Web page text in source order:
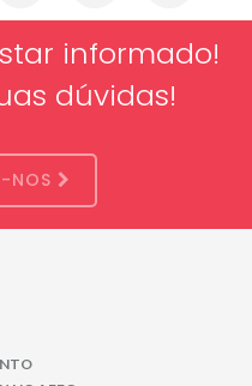
informado!
dúvidas!
NOS